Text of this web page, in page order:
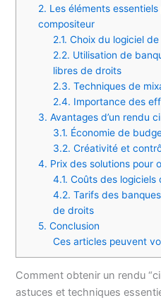
2. Les éléments
compositeur
2.1. Choix du logiciel
2.2. Utilisation de
libres de droits
2.3. Techniques de
2.4. Importance des
3. Avantages d’un rendu
3.1. Économie de
3.2. Créativité et
4. Prix des solutions pour
4.1. Coûts des
4.2. Tarifs des
de droits
5. Conclusion
Ces articles peuvent
Comment obtenir un rendu
astuces et techniques